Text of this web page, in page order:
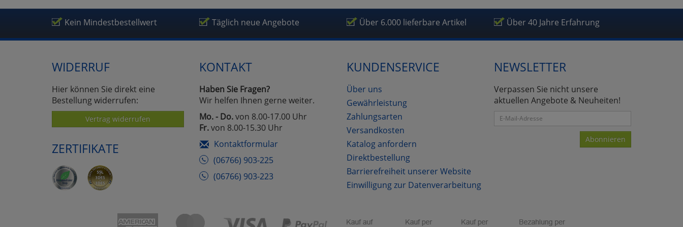
Kein Mindestbestellwert Täglich neue Angebote Über 6.000 lieferbare Artikel Über 40 Jahre Erfahrung
WIDERRUF
Hier können Sie direkt eine
Bestellung widerrufen:
Vertrag widerrufen
ZERTIFIKATE
KONTAKT
Haben Sie Fragen?
Wir helfen Ihnen gerne weiter.
Mo. - Do.von 8.00-17.00 Uhr
Fr.von 8.00-15.30 Uhr
Kontaktformular
(06766) 903-225
(06766) 903-223
KUNDENSERVICE
Über uns
Gewährleistung
Zahlungsarten
Versandkosten
Katalog anfordern
Direktbestellung
Barrierefreiheit unserer Website
Einwilligung zur Datenverarbeitung
NEWSLETTER
Verpassen Sie nicht unsere
aktuellen Angebote & Neuheiten!
Abonnieren
Umfragetools
zurückzu Haupptseite Zustimmung Datenverarbeitung (Seitenende)